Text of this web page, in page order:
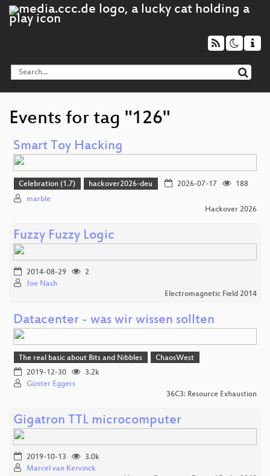
Events for tag "126"
Smart Toy Hacking
Celebration (1.7) hackover2026-deu 2026-07-17
188
marble
Hackover 2026
Fuzzy Fuzzy Logic
2014-08-29
2
Joe Nash
Electromagnetic Field 2014
Datacenter - was wir wissen sollten
The real basic about Bits and Nibbles
ChaosWest
2019-12-30
3.2k
Günter Eggers
36C3: Resource Exhaustion
Gigatron TTL microcomputer
2019-10-13
3.0k
Marcel van Kervinck